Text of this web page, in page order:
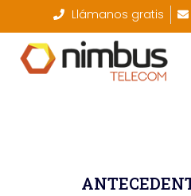
Llámanos gratis